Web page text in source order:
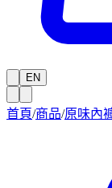
EN
首頁/商品/原味內